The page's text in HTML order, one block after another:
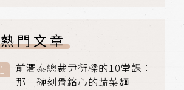
熱門文章
前潤泰總裁尹衍樑的10堂課：
那一碗刻骨銘心的蔬菜麵